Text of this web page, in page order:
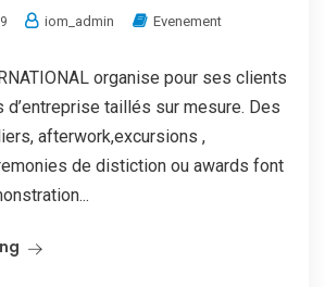
iom_admin Evenement
organise pour ses clients
taillés sur mesure. Des
afterwork,excursions ,
de distiction ou awards font